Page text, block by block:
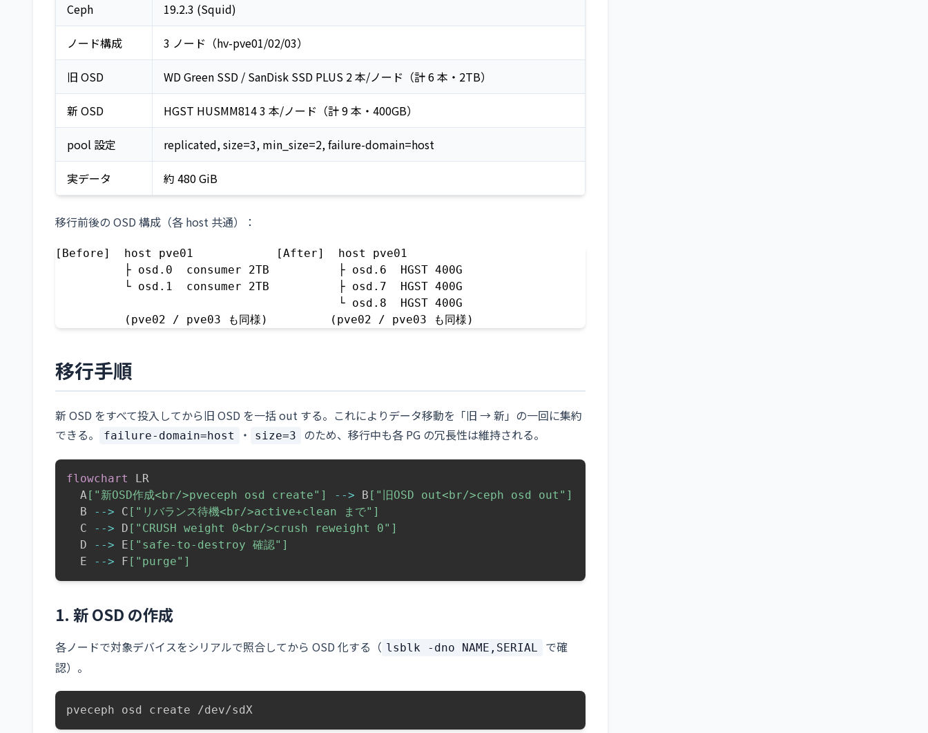
Ceph 19.2.3 (Squid)
ノード構成 3 ノード（hv-pve01/02/03）
旧 OSD WD Green SSD / SanDisk SSD PLUS 2 本/ノード（計 6 本・2TB）
新 OSD HGST HUSMM814 3 本/ノード（計 9 本・400GB）
pool 設定 replicated, size=3, min_size=2, failure-domain=host
実データ 約 480 GiB
移行前後の OSD 構成（各 host 共通）：
[Before]  host pve01            [After]  host pve01
          ├ osd.0  consumer 2TB          ├ osd.6  HGST 400G
          └ osd.1  consumer 2TB          ├ osd.7  HGST 400G
                                         └ osd.8  HGST 400G
          (pve02 / pve03 も同様)         (pve02 / pve03 も同様)
移行手順
新 OSD をすべて投入してから旧 OSD を一括 out する。これによりデータ移動を「旧 → 新」の一回に集約
できる。
failure-domain=host ・ size=3 のため、移行中も各 PG の冗長性は維持される。
flowchart
LR
  A
["新OSD作成<br/>pveceph osd create"] --> B ["旧OSD out<br/>ceph osd out"]
  B
--> C ["リバランス待機<br/>active+clean まで"]
  C
--> D ["CRUSH weight 0<br/>crush reweight 0"]
  D
--> E ["safe-to-destroy 確認"]
  E
--> F ["purge"]
1. 新 OSD の作成
各ノードで対象デバイスをシリアルで照合してから OSD 化する（ lsblk -dno NAME,SERIAL
で確
認）。
pveceph osd create /dev/sdX